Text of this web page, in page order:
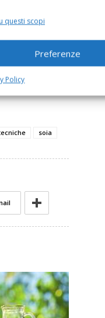
questi scopi
Preferenze
Policy
per il
sul
soia